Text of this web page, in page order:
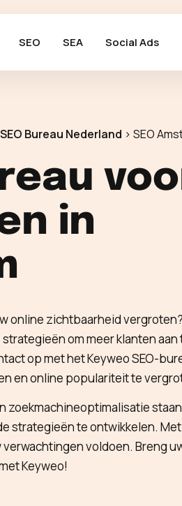
SEO SEA Social Ads
SEO Bureau Nederland > SEO
in
online zichtbaarheid vergroten?
om meer klanten aan
op met het Keyweo SEO-
en online populariteit te
zoekmachineoptimalisatie staan
strategieën te ontwikkelen.
voldoen. Breng
Keyweo!